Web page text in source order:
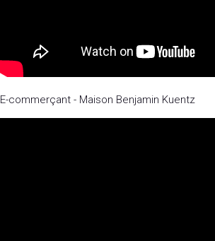
E-commerçant - Maison Benjamin Kuentz